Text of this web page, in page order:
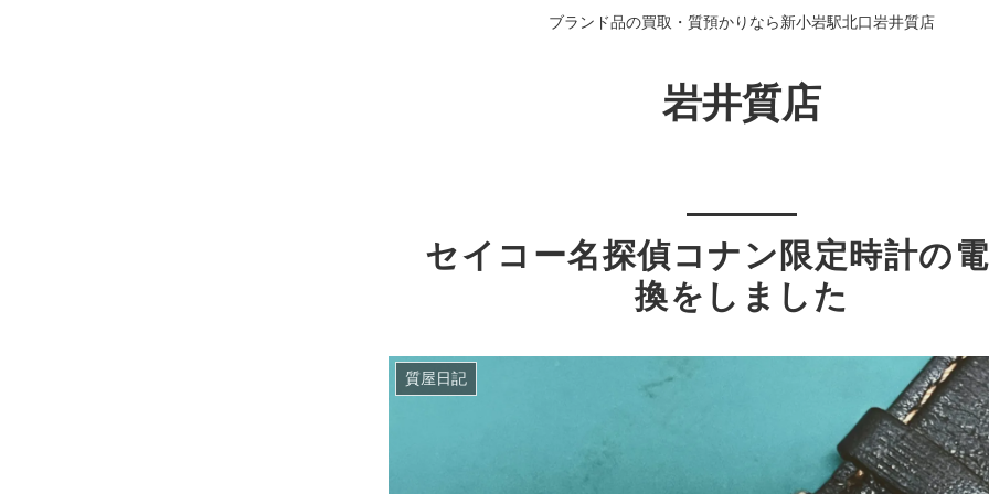
ブランド品の買取・質預かりなら新小岩駅北口岩井質店
岩井質店
セイコー名探偵コナン限定時計の
換をしました
質屋日記